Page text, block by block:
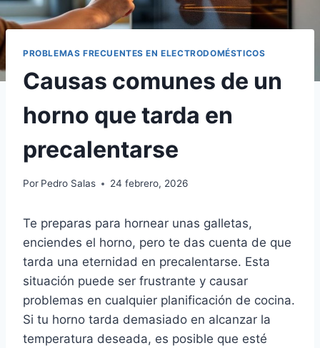
PROBLEMAS FRECUENTES EN ELECTRODOMÉSTICOS
Causas comunes de un
horno que tarda en
precalentarse
Por Pedro Salas 24 febrero, 2026
Te preparas para hornear unas galletas,
enciendes el horno, pero te das cuenta de que
tarda una eternidad en precalentarse. Esta
situación puede ser frustrante y causar
problemas en cualquier planificación de cocina.
Si tu horno tarda demasiado en alcanzar la
temperatura deseada, es posible que esté